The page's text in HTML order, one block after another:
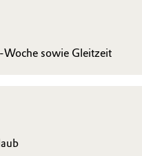
sowie Gleitzeit